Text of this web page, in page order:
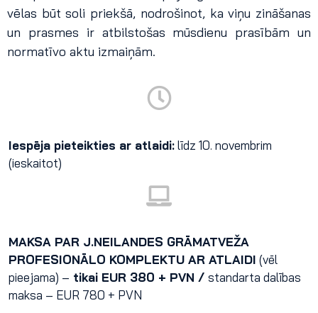
vēlas būt soli priekšā, nodrošinot, ka viņu zināšanas
un prasmes ir atbilstošas mūsdienu prasībām un
normatīvo aktu izmaiņām.
Iespēja pieteikties ar atlaidi:līdz 10. novembrim
(ieskaitot)
MAKSA PAR J.NEILANDES GRĀMATVEŽA
PROFESIONĀLO KOMPLEKTU AR ATLAIDI (vēl
pieejama) – tikai EUR 380 + PVN / standarta dalības
maksa – EUR 780 + PVN